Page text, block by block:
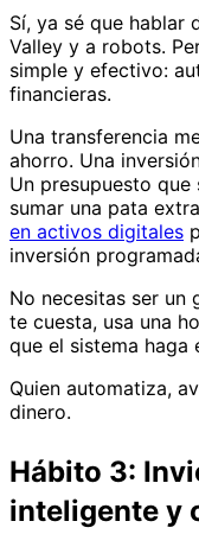
Sí, ya sé que hablar
Valley y a robots.
simple y efectivo:
financieras.
Una transferencia
ahorro. Una
Un presupuesto
sumar una pata
en activos digitales
inversión
No necesitas ser un
te cuesta, usa una
que el sistema
Quien automatiza,
dinero.
Hábito 3:
inteligente y